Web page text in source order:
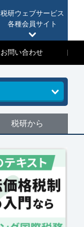
税研ウェブサービス
各種会員サイト
お問い合わせ
税研から